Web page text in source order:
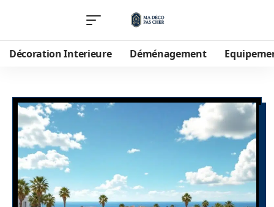
Décoration Interieure Déménagement